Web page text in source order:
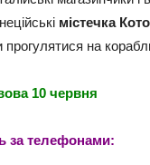
містечка
на
10 червня
за телефонами: